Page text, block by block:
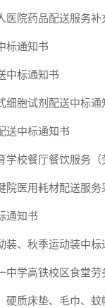
医院药品配送服务补
标通知书
中标通知书
细胞试剂配送中标通
送中标通知书
学校餐厅餐饮服务
院医用耗材配送服务
通知书
装、秋季运动装中标
中学高铁校区食堂
硬质床垫、毛巾、